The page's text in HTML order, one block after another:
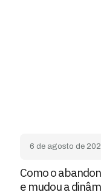
6 de agosto de
Como o
e mudou a